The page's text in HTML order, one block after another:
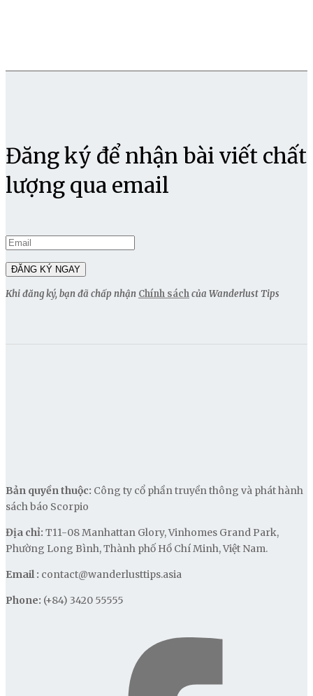
Đăng ký để nhận bài viết chất
lượng qua email
Khi đăng ký, bạn đã chấp nhận Chính sáchcủa Wanderlust Tips
Bản quyền thuộc: Công ty cổ phần truyền thông và phát hành
sách báo Scorpio
Địa chỉ: T11-08 Manhattan Glory, Vinhomes Grand Park,
Phường Long Bình, Thành phố Hồ Chí Minh, Việt Nam.
Email : contact@wanderlusttips.asia
Phone: (+84) 3420 55555